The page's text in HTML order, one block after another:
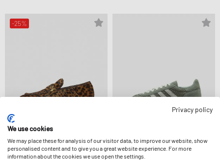
-25%
Adidas
WMNS HANDBALL SPEZIAL LOAFER
Adidas
WMNS HANDBALL SPEZIAL
Privacy policy
We use cookies
We may place these for analysis of our visitor data, to improve our website, show
personalised content and to give you a great website experience. For more
information about the cookies we use open the settings.